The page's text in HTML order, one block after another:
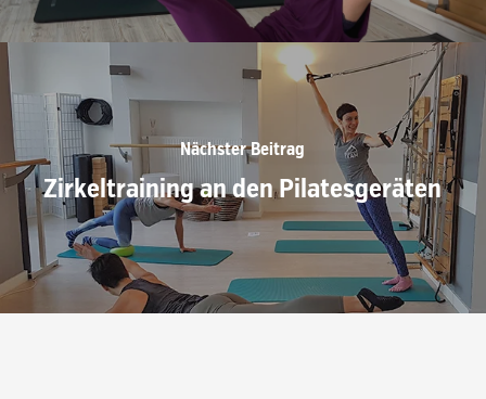
Nächster Beitrag
Zirkeltraining an den Pilatesgeräten